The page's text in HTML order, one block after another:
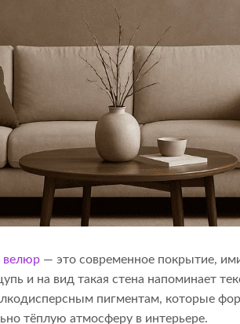
велюр— это современное покрытие,
и на вид такая стена напоминает
пигментам, которые
тёплую атмосферу в интерьере.